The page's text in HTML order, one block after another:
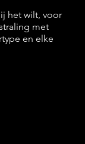
het wilt, voor
met
en elke